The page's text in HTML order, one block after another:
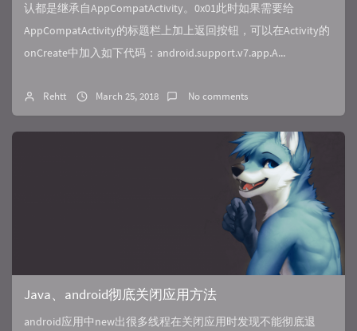
认都是继承自AppCompatActivity。0x01此时如果需要给
AppCompatActivity的标题栏上加上返回按钮，可以在Activity的
onCreate中加入如下代码：android.support.v7.app.A...
Rehtt March 25, 2018 No comments
Java、android彻底关闭应用方法
android应用中new出很多线程在关闭应用时发现不能彻底退